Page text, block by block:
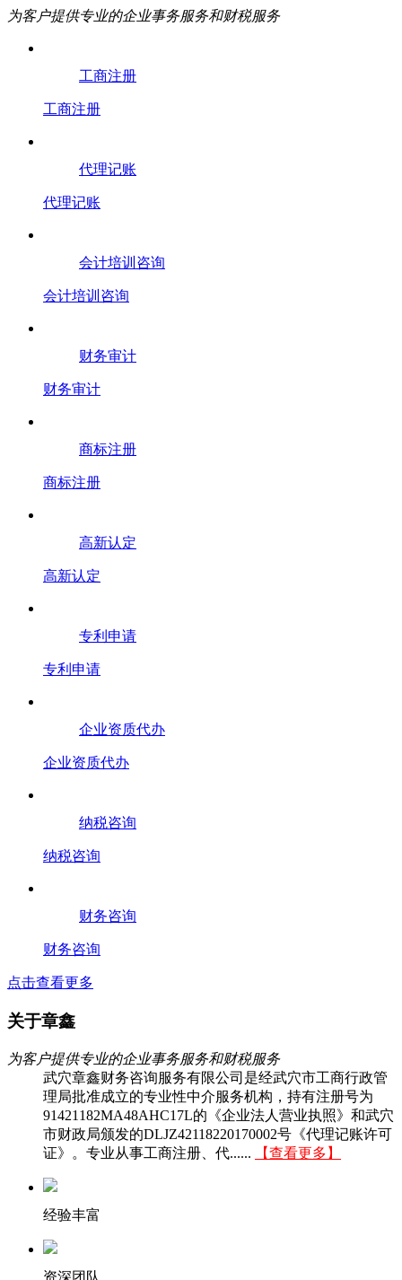
为客户提供专业的企业事务服务和财税服务
工商注册
工商注册
代理记账
代理记账
会计培训咨询
会计培训咨询
财务审计
财务审计
商标注册
商标注册
高新认定
高新认定
专利申请
专利申请
企业资质代办
企业资质代办
纳税咨询
纳税咨询
财务咨询
财务咨询
点击查看更多
关于章鑫
为客户提供专业的企业事务服务和财税服务
武穴章鑫财务咨询服务有限公司是经武穴市工商行政管
理局批准成立的专业性中介服务机构，持有注册号为
91421182MA48AHC17L的《企业法人营业执照》和武穴
市财政局颁发的DLJZ42118220170002号《代理记账许可
证》。专业从事工商注册、代......
【查看更多】
经验丰富
资深团队